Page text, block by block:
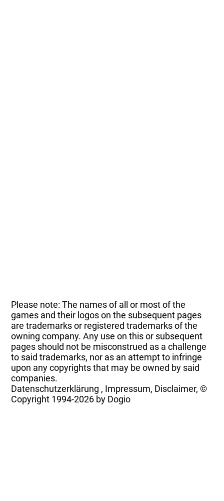
Please note: The names of all or most of the
games and their logos on the subsequent pages
are trademarks or registered trademarks of the
owning company. Any use on this or subsequent
pages should not be misconstrued as a challenge
to said trademarks, nor as an attempt to infringe
upon any copyrights that may be owned by said
companies.
Datenschutzerklärung , Impressum, Disclaimer, ©
Copyright 1994-2026 by Dogio